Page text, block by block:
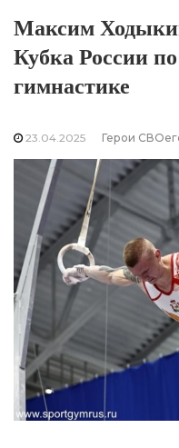
Максим
Кубка России
гимнастике
23.04.2025 Герои